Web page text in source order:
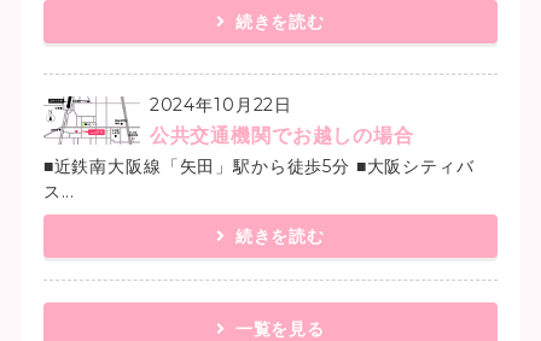
続きを読む
2024年10月22日
公共交通機関でお越しの場合
■近鉄南大阪線「矢田」駅から徒歩5分 ■大阪シティバ
ス...
続きを読む
一覧を見る